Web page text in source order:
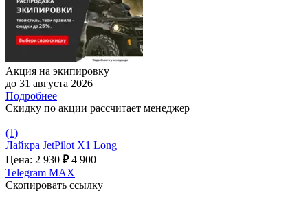
Акция на экипировку
до 31 августа 2026
Подробнее
Скидку по акции рассчитает менеджер
(1)
Лайкра JetPilot X1 Long
Цена: 2 930 ₽ 4 900
Telegram MAX
Скопировать ссылку